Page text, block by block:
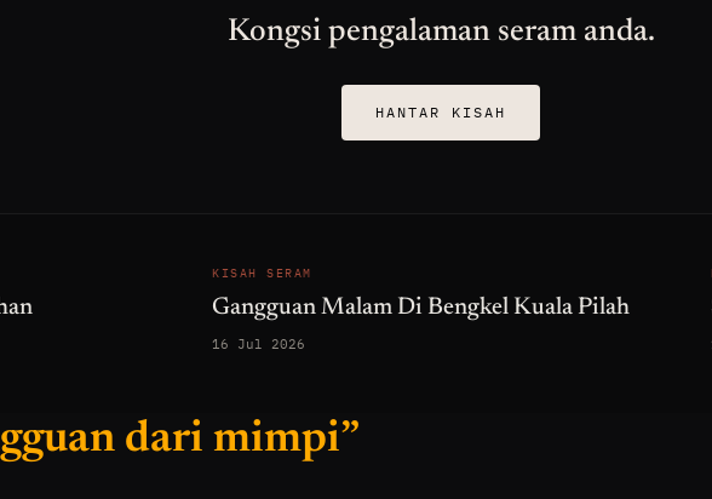
Kongsi pengalaman seram anda.
HANTAR KISAH
KISAH SERAM
Gangguan Malam Di Bengkel Kuala Pilah
16 Jul 2026
dari mimpi”